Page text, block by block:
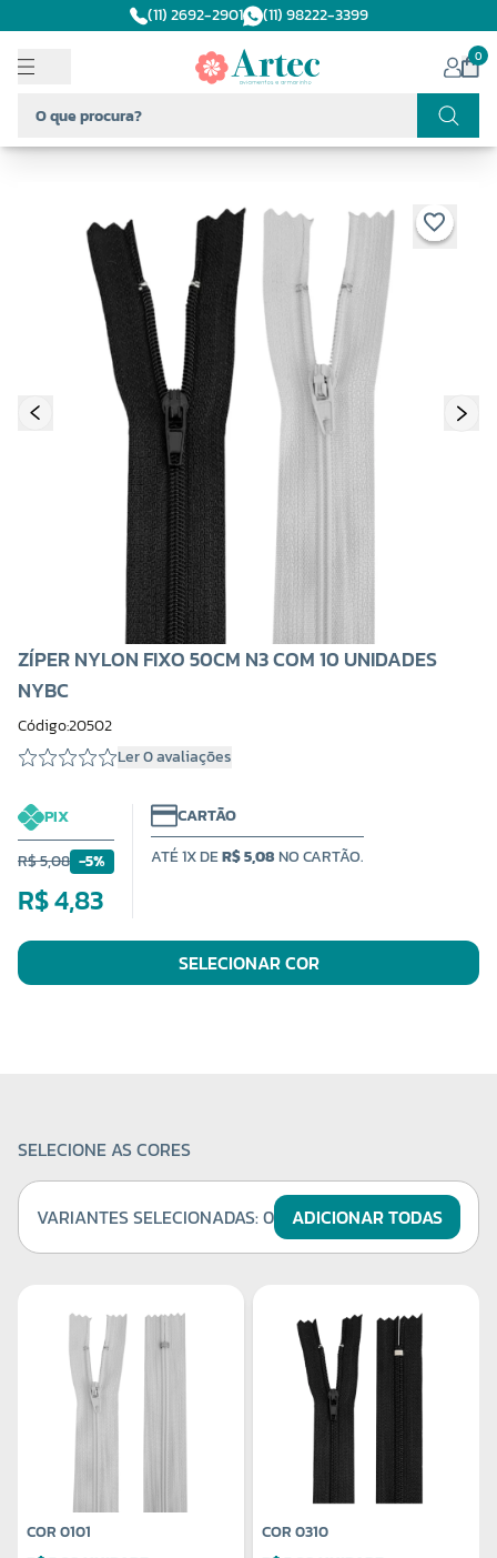
(11) 2692-2901 (11) 98222-3399
0
ZÍPER NYLON FIXO 50CM N3 COM 10 UNIDADES
NYBC
Código:20502
Ler 0 avaliações
PIX
R$ 5,08 -5%
R$ 4,83
CARTÃO
ATÉ 1X DER$ 5,08NO CARTÃO.
SELECIONAR COR
SELECIONE AS CORES
VARIANTES SELECIONADAS:0 ADICIONAR TODAS
COR 0101
COR 0310